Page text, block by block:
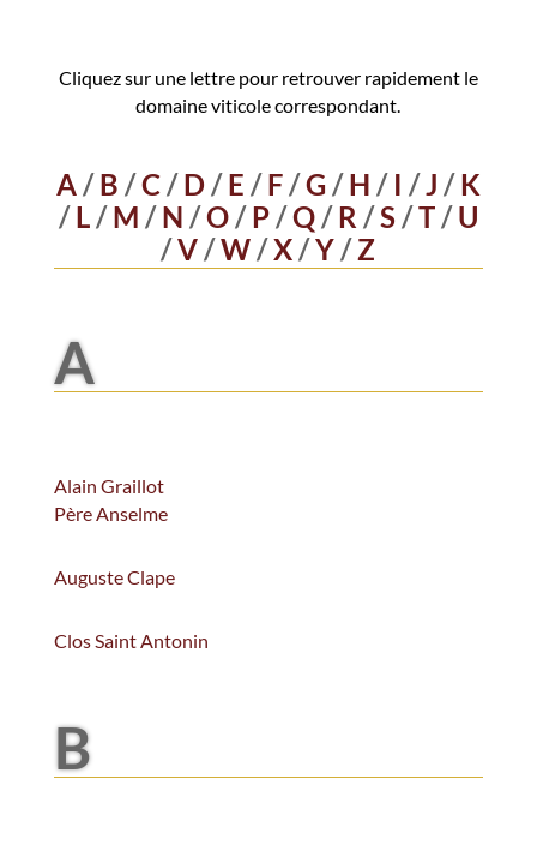
Cliquez sur une lettre pour retrouver rapidement le
domaine viticole correspondant.
A /B /C/D/E /F/G /H / I /J /K
/L/M /N /O/P/Q/R /S/T/U
/V /W /X /Y /Z
A
Alain Graillot
Père Anselme
Auguste Clape
Clos Saint Antonin
B